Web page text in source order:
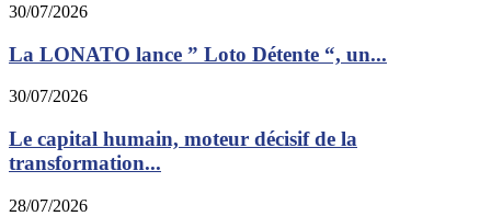
30/07/2026
La LONATO lance ” Loto Détente “, un...
30/07/2026
Le capital humain, moteur décisif de la
transformation...
28/07/2026